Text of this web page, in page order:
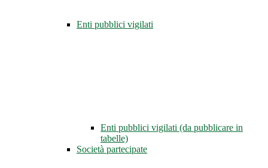
Enti pubblici vigilati
Enti pubblici vigilati (da pubblicare in
tabelle)
Società partecipate